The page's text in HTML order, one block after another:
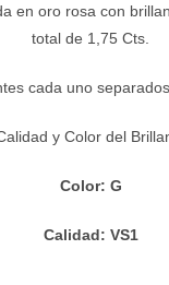
en oro rosa con
total de 1,75 Cts.
cada uno
y Color del
Color: G
Calidad: VS1